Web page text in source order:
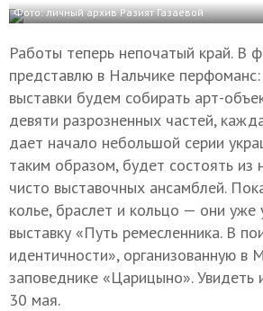
Фото: личный архив Разият Газаевой
Работы теперь непочатый край. В
представлю в Нальчике перфоманс:
выставки будем собирать арт-
девяти разрозненных частей,
дает начало небольшой серии
таким образом, будет состоять из
чисто выставочных ансамблей.
колье, браслет и кольцо — они уже
выставку «Путь ремесленника. В
идентичности», организованную в
заповеднике «Царицыно».
30 мая.